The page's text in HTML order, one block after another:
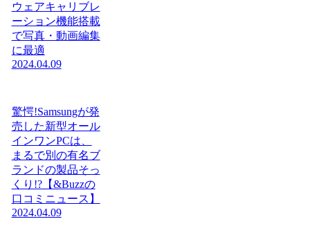
ウェアキャリブレ
ーション機能搭載
で写真・動画編集
に最適
2024.04.09
驚愕!Samsungが発
売した新型オール
インワンPCは、
まるで別の有名ブ
ランドの製品そっ
くり!?【&Buzzの
口コミニュース】
2024.04.09